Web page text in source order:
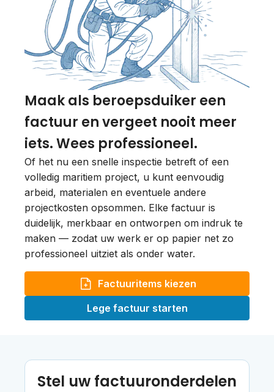
Maak als beroepsduiker een
factuur en vergeet nooit meer
iets. Wees professioneel.
Of het nu een snelle inspectie betreft of een
volledig maritiem project, u kunt eenvoudig
arbeid, materialen en eventuele andere
projectkosten opsommen. Elke factuur is
duidelijk, merkbaar en ontworpen om indruk te
maken — zodat uw werk er op papier net zo
professioneel uitziet als onder water.
Factuuritems kiezen
Lege factuur starten
Stel uw factuuronderdelen